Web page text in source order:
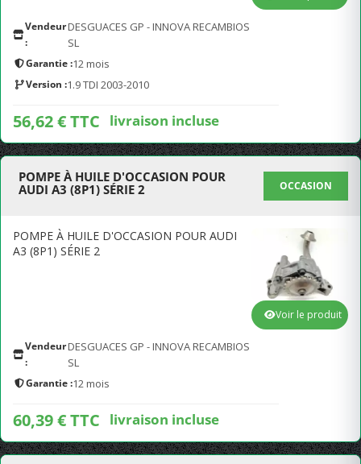
Vendeur
:
DESGUACES GP - INNOVA RECAMBIOS
SL
Garantie :12 mois
Version :1.9 TDI 2003-2010
56,62 € TTC livraison incluse
POMPE À HUILE D'OCCASION POUR
AUDI A3 (8P1) SÉRIE 2
OCCASION
POMPE À HUILE D'OCCASION POUR AUDI
A3 (8P1) SÉRIE 2
Vendeur
:
DESGUACES GP - INNOVA RECAMBIOS
SL
Garantie :12 mois
60,39 € TTC livraison incluse
Voir le produit